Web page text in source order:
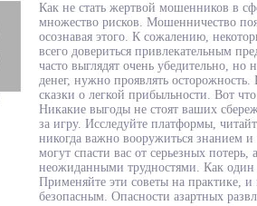
Как не стать жертвой мошенников в
множество рисков. Мошенничество
осознавая этого. К сожалению,
всего довериться привлекательным
часто выглядят очень убедительно, но
денег, нужно проявлять
сказки о легкой прибыльности. Вот
Никакие выгоды не стоят ваших
за игру. Исследуйте платформы,
никогда важно вооружиться знанием
могут спасти вас от серьезных
неожиданными трудностями. Как один
Применяйте эти советы на практике,
безопасным. Опасности азартных